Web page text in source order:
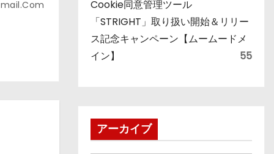
Cookie同意管理ツール
「STRIGHT」取り扱い開始＆リリー
ス記念キャンペーン【ムームードメ
イン】
55
アーカイブ